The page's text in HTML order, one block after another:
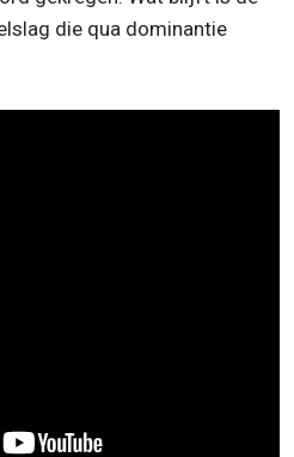
die qua dominantie